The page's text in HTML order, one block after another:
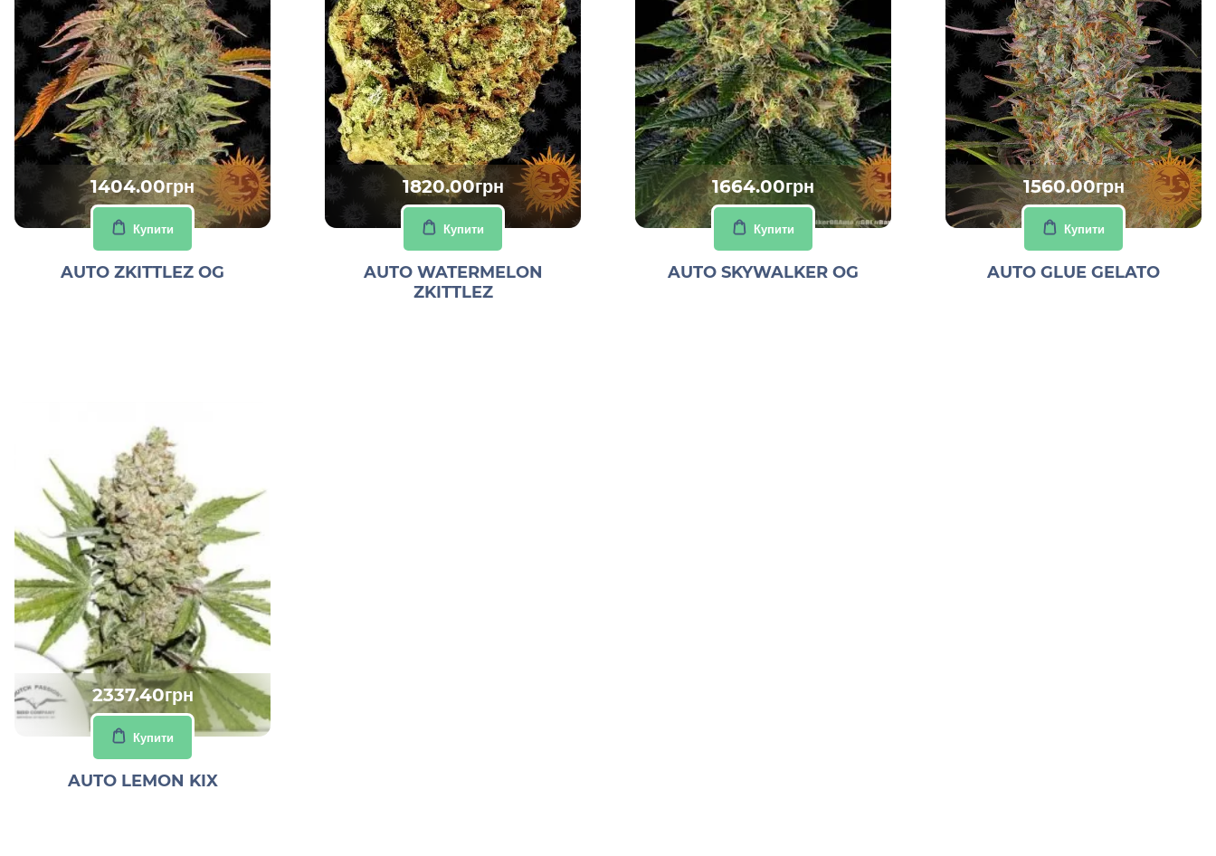
1404.00грн
Купити
AUTO ZKITTLEZ OG
1820.00грн
Купити
AUTO WATERMELON
ZKITTLEZ
1664.00грн
Купити
AUTO SKYWALKER OG
1560.00грн
Купити
AUTO GLUE GELATO
2337.40грн
Купити
AUTO LEMON KIX